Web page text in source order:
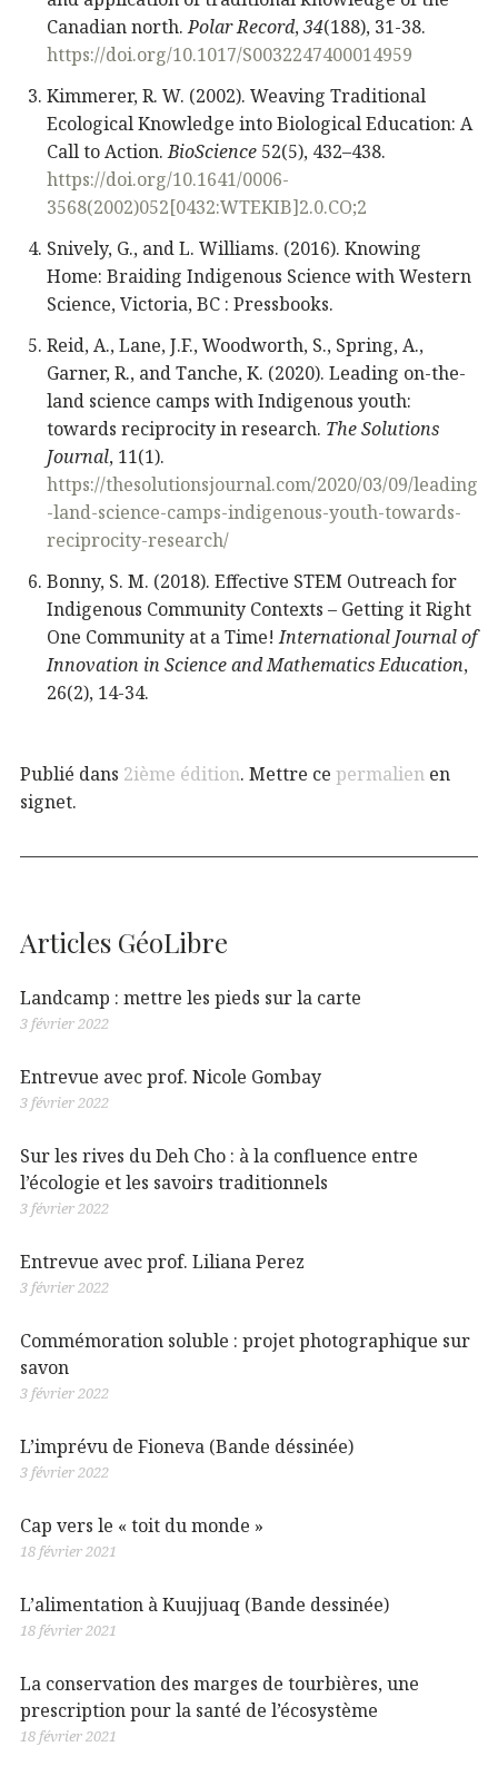
Canadian north.Polar Record,34(188), 31-38.
https://doi.org/10.1017/S0032247400014959
Kimmerer, R. W. (2002). Weaving Traditional
Ecological Knowledge into Biological Education: A
Call to Action.BioScience 52(5), 432–438.
https://doi.org/10.1641/0006-
3568(2002)052[0432:WTEKIB]2.0.CO;2
Snively, G., and L. Williams. (2016). Knowing
Home: Braiding Indigenous Science with Western
Science, Victoria, BC : Pressbooks.
Reid, A., Lane, J.F., Woodworth, S., Spring, A.,
Garner, R., and Tanche, K. (2020). Leading on-the-
land science camps with Indigenous youth:
towards reciprocity in research. The Solutions
Journal, 11(1).
https://thesolutionsjournal.com/2020/03/09/leading
-land-science-camps-indigenous-youth-towards-
reciprocity-research/
Bonny, S. M. (2018). Effective STEM Outreach for
Indigenous Community Contexts – Getting it Right
One Community at a Time!International Journal of
Innovation in Science and Mathematics Education,
26(2), 14-34.
Publié dans 2ième édition. Mettre ce permalien en
signet.
Articles GéoLibre
Landcamp : mettre les pieds sur la carte
3 février 2022
Entrevue avec prof. Nicole Gombay
3 février 2022
Sur les rives du Deh Cho : à la confluence entre
l’écologie et les savoirs traditionnels
3 février 2022
Entrevue avec prof. Liliana Perez
3 février 2022
Commémoration soluble : projet photographique sur
savon
3 février 2022
L’imprévu de Fioneva (Bande déssinée)
3 février 2022
Cap vers le « toit du monde »
18 février 2021
L’alimentation à Kuujjuaq (Bande dessinée)
18 février 2021
La conservation des marges de tourbières, une
prescription pour la santé de l’écosystème
18 février 2021